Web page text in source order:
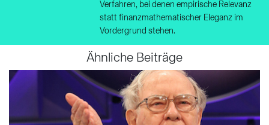
Verfahren, bei denen empirische Relevanz
statt finanzmathematischer Eleganz im
Vordergrund stehen.
Ähnliche Beiträge